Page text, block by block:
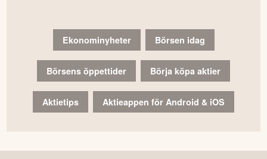
Ekonominyheter Börsen idag
Börsens öppettider Börja köpa aktier
Aktietips Aktieappen för Android & iOS